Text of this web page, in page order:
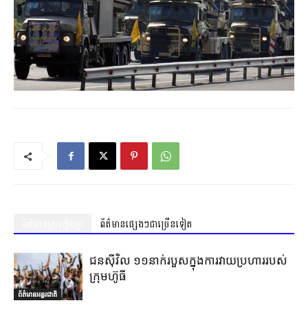
ព័ត៌មានផ្សេងៗជាច្រើនទៀត
ព័ត៌មានអន្តរជាតិ
ជនស៊ីវិល ១១នាក់របួសក្នុងការវាយប្រហាររបស់
ក្រុមហ៊ូធី